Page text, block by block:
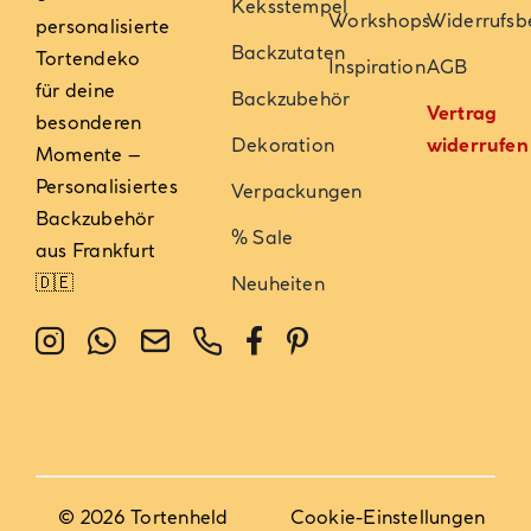
personalisierte
Tortendeko
für deine
besonderen
Momente –
Personalisiertes
Backzubehör
aus Frankfurt
🇩🇪
Keksstempel
Backzutaten
Backzubehör
Dekoration
Verpackungen
% Sale
Neuheiten
Workshops
InspirationAGB
Vertrag
widerrufen
© 2026 Tortenheld Cookie-Einstellungen